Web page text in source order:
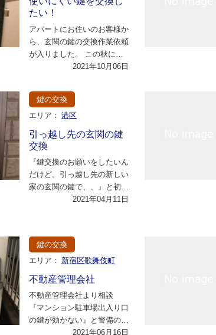
たい！
アパートにお住いのお客様か
ら、玄関の鍵の交換作業依頼
が入りました。 この秋に引
っ越ししてきたばかりです
2021年10月06日
鍵の交換
エリア： 港区
引っ越し先の玄関の鍵
交換
『鍵交換のお願いをしたいん
だけど。引っ越し先の新しい
家の玄関の鍵で、、』と初め
ての電話だったとのこと。
2021年04月11日
鍵の交換
エリア： 新宿区歌舞伎町
不動産管理会社
不動産管理会社より相談
『マンション駐車場出入り口
の鍵が効かない』と警備の方
から連絡があり 一度詳しく
2021年06月16日